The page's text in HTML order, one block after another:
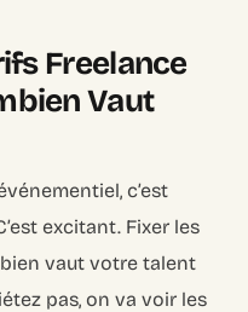
Freelance
Vaut
c’est
excitant. Fixer les
vaut votre talent
pas, on va voir les